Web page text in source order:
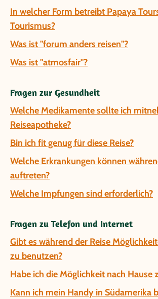
In welcher Form betreibt Papaya
Tourismus?
Was ist "forum anders reisen"?
Was ist "atmosfair"?
Fragen zur Gesundheit
Welche Medikamente sollte ich
Reiseapotheke?
Bin ich fit genug für diese Reise?
Welche Erkrankungen können
auftreten?
Welche Impfungen sind erforderlich?
Fragen zu Telefon und Internet
Gibt es während der Reise
zu benutzen?
Habe ich die Möglichkeit nach Hause
Kann ich mein Handy in Südamerika